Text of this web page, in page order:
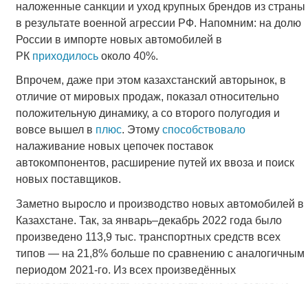
наложенные санкции и уход крупных брендов из страны
в результате военной агрессии РФ. Напомним: на долю
России в импорте новых автомобилей в
РК приходилосьоколо 40%.
Впрочем, даже при этом казахстанский авторынок, в
отличие от мировых продаж, показал относительно
положительную динамику, а со второго полугодия и
вовсе вышел в плюс. Этому способствовало
налаживание новых цепочек поставок
автокомпонентов, расширение путей их ввоза и поиск
новых поставщиков.
Заметно выросло и производство новых автомобилей в
Казахстане. Так, за январь–декабрь 2022 года было
произведено 113,9 тыс. транспортных средств всех
типов — на 21,8% больше по сравнению с аналогичным
периодом 2021-го. Из всех произведённых